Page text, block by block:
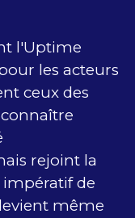
l'Uptime
les acteurs
ceux des
rejoint la
impératif de
même